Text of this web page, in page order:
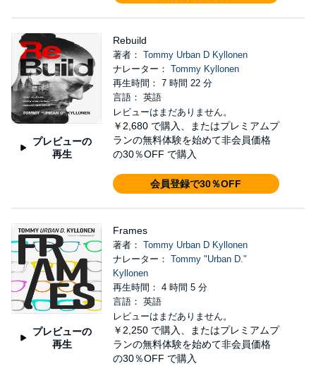
プレビューの
再生
Rebuild
著者： Tommy Urban D Kyllonen
ナレーター： Tommy Kyllonen
再生時間： 7 時間 22 分
言語： 英語
レビューはまだありません。
￥2,680 で購入、またはプレミアムプ
ランの無料体験を始めて非会員価格
の30％OFF で購入
会員登録で30％OFF
プレビューの
再生
Frames
著者： Tommy Urban D Kyllonen
ナレーター： Tommy "Urban D."
Kyllonen
再生時間： 4 時間 5 分
言語： 英語
レビューはまだありません。
￥2,250 で購入、またはプレミアムプ
ランの無料体験を始めて非会員価格
の30％OFF で購入